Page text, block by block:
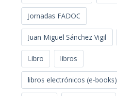
Jornadas FADOC
Juan Miguel Sánchez Vigil
Libro libros
libros electrónicos (e-books)